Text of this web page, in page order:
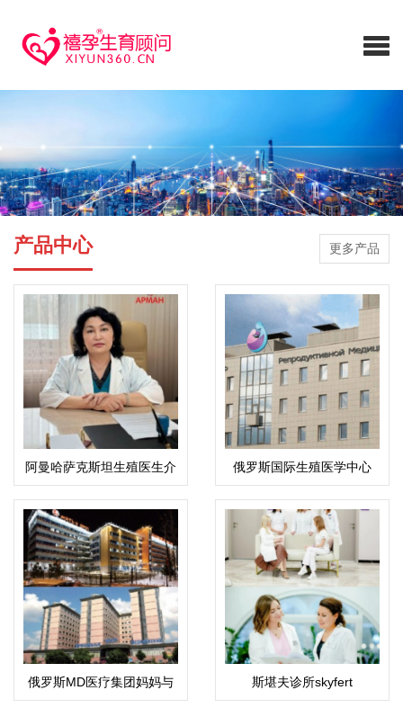
产品中心 更多产品
阿曼哈萨克斯坦生殖医生介
绍：科潘巴斯科娃·拉伊哈
恩·乌斯塔巴耶夫娜
俄罗斯国际生殖医学中心
(ICRM)
俄罗斯MD医疗集团妈妈与
孩子
斯堪夫诊所skyfert